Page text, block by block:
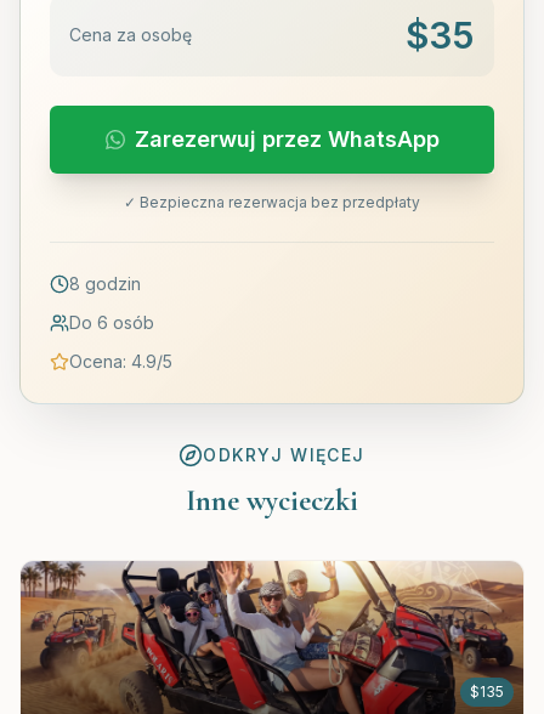
Cena za osobę $35
Zarezerwuj przez WhatsApp
✓ Bezpieczna rezerwacja bez przedpłaty
8 godzin
Do 6 osób
Ocena: 4.9/5
ODKRYJ WIĘCEJ
Inne wycieczki
$135